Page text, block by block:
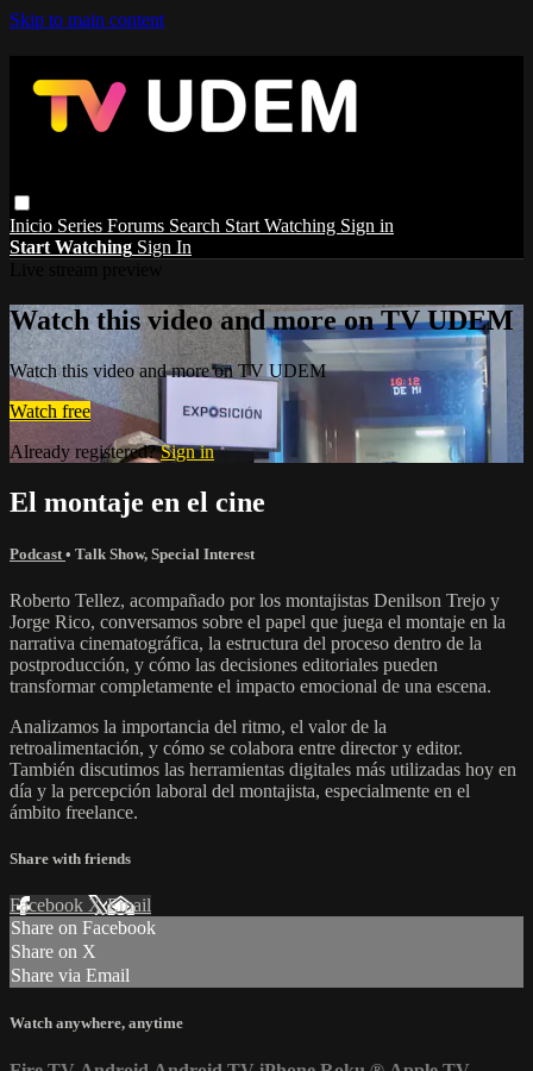
Skip to main content
Inicio Series Forums Search Start Watching Sign in
Start Watching Sign In
Watch this video and more on TV UDEM
Watch this video and more on TV UDEM
Watch free
Already registered?Sign in
El montaje en el cine
Podcast • Talk Show, Special Interest
Roberto Tellez, acompañado por los montajistas Denilson Trejo y
Jorge Rico, conversamos sobre el papel que juega el montaje en la
narrativa cinematográfica, la estructura del proceso dentro de la
postproducción, y cómo las decisiones editoriales pueden
transformar completamente el impacto emocional de una escena.
Analizamos la importancia del ritmo, el valor de la
retroalimentación, y cómo se colabora entre director y editor.
También discutimos las herramientas digitales más utilizadas hoy en
día y la percepción laboral del montajista, especialmente en el
ámbito freelance.
Share with friends
Facebook XEmail
Share on Facebook
Share on X
Share via Email
Watch anywhere, anytime